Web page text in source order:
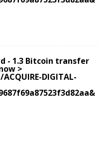
- 1.3 Bitcoin transfer
>
DIGITAL-